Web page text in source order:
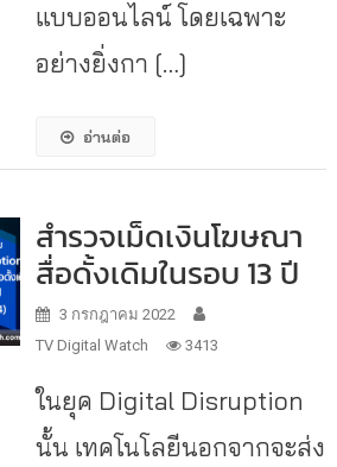
แบบออนไลน์ โดยเฉพาะ
อย่างยิ่งกา […]
อ่านต่อ
สำรวจเม็ดเงินโฆษณา
สื่อดั้งเดิมในรอบ 13 ปี
3 กรกฎาคม 2022
TV Digital Watch
3413
ในยุค Digital Disruption
นั้น เทคโนโลยีนอกจากจะส่ง